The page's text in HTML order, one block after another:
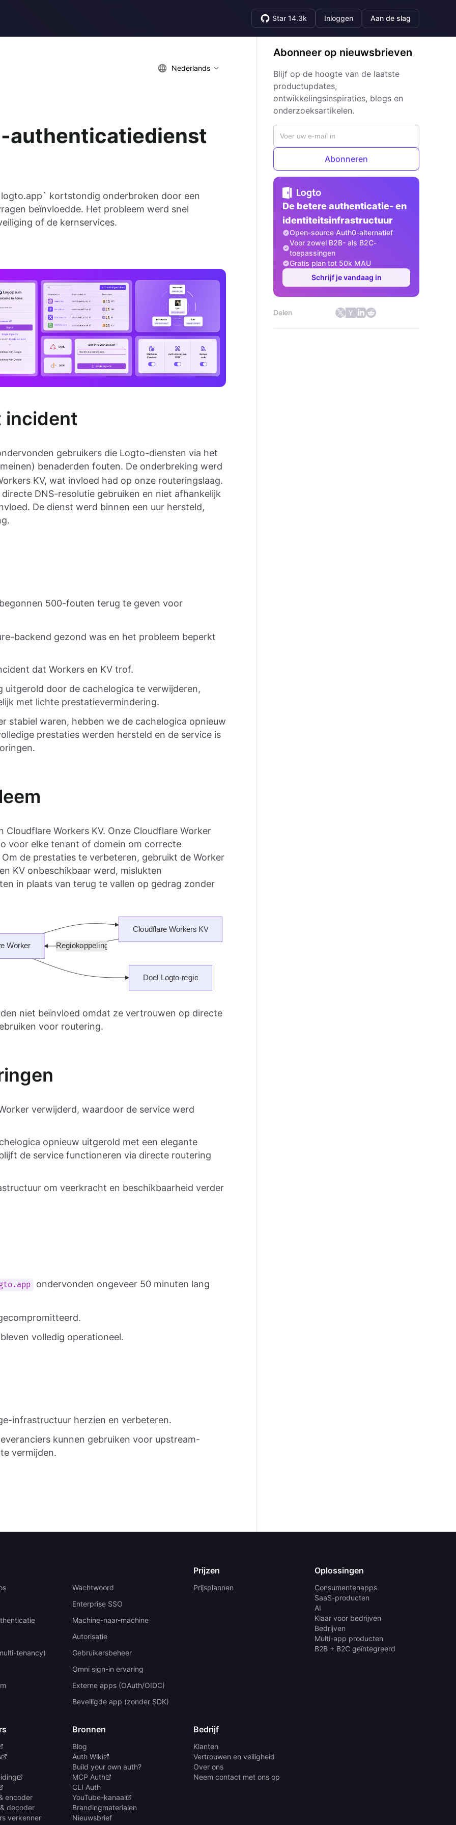
Star 14.3k Inloggen Aan de slag
Nederlands
authenticatiedienst
kortstondig onderbroken door een
beïnvloedde. Het probleem werd snel
of de kernservices.
incident
gebruikers die Logto-diensten via het
benaderden fouten. De onderbreking werd
KV, wat invloed had op onze routeringslaag.
DNS-resolutie gebruiken en niet afhankelijk
De dienst werd binnen een uur hersteld,
500-fouten terug te geven voor
backend gezond was en het probleem beperkt
dat Workers en KV trof.
uitgerold door de cachelogica te verwijderen,
met lichte prestatievermindering.
stabiel waren, hebben we de cachelogica opnieuw
prestaties werden hersteld en de service is
Workers KV. Onze Cloudflare Worker
voor elke tenant of domein om correcte
de prestaties te verbeteren, gebruikt de Worker
KV onbeschikbaar werd, mislukten
in plaats van terug te vallen op gedrag zonder
niet beïnvloed omdat ze vertrouwen op directe
voor routering.
verwijderd, waardoor de service werd
opnieuw uitgerold met een elegante
de service functioneren via directe routering
om veerkracht en beschikbaarheid verder
ondervonden ongeveer 50 minuten lang
volledig operationeel.
infrastructuur herzien en verbeteren.
kunnen gebruiken voor upstream-
vermijden.
Abonneer op nieuwsbrieven
Blijf op de hoogte van de laatste
productupdates,
ontwikkelingsinspiraties, blogs en
onderzoeksartikelen.
Abonneren
De betere authenticatie- en
identiteitsinfrastructuur
Open-source Auth0-alternatief
Voor zowel B2B- als B2C-
toepassingen
Gratis plan tot 50k MAU
Schrijf je vandaag in
Delen
Wachtwoord
Enterprise SSO
Machine-naar-machine
Autorisatie
tenancy)
Gebruikersbeheer
Omni sign-in ervaring
Externe apps (OAuth/OIDC)
Beveiligde app (zonder SDK)
Prijzen
Prijsplannen
Oplossingen
Consumentenapps
SaaS-producten
AI
Klaar voor bedrijven
Bedrijven
Multi-app producten
B2B + B2C geïntegreerd
encoder
decoder
verkenner
Bronnen
Blog
Auth Wiki
Build your own auth?
MCP Auth
CLI Auth
YouTube-kanaal
Brandingmaterialen
Nieuwsbrief
Bedrijf
Klanten
Vertrouwen en veiligheid
Over ons
Neem contact met ons op